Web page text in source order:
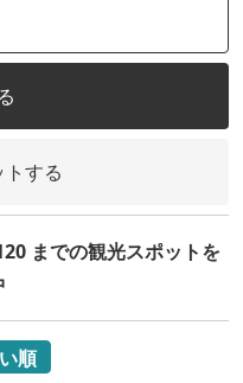
する
までの観光スポットを
順